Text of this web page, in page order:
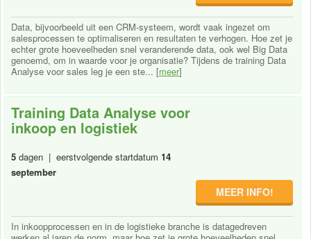
Data, bijvoorbeeld uit een CRM-systeem, wordt vaak ingezet om
salesprocessen te optimaliseren en resultaten te verhogen. Hoe zet je
echter grote hoeveelheden snel veranderende data, ook wel Big Data
genoemd, om in waarde voor je organisatie? Tijdens de training Data
Analyse voor sales leg je een ste... [meer]
Training Data Analyse voor
inkoop en logistiek
5 dagen | eerstvolgende startdatum 14
september
MEER INFO!
In inkoopprocessen en in de logistieke branche is datagedreven